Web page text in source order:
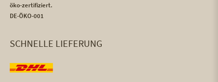
öko-zertifiziert.
DE-ÖKO-001
SCHNELLE LIEFERUNG